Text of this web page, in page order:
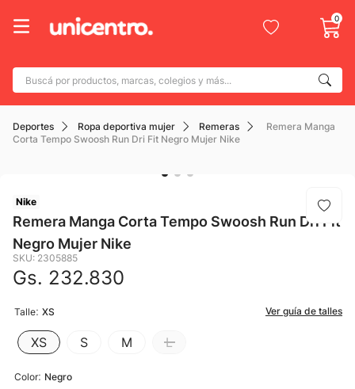
0
Buscá por productos, marcas, colegios y más...
Deportes Ropa deportiva mujer Remeras
Remera Manga
Corta Tempo Swoosh Run Dri Fit Negro Mujer Nike
Nike
Remera Manga Corta Tempo Swoosh Run Dri Fit
Negro Mujer Nike
SKU: 2305885
Gs. 232.830
Color: Negro
Talle: XS
L
M
S
XS
Ver guía de talles
Términos más buscados
1. adidas
botin
5. caterpillar
mochila
9.
10. calzado